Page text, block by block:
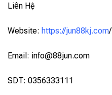
Liên Hệ
Website: https://jun88kj.com/
Email: info@88jun.com
SDT: 0356333111